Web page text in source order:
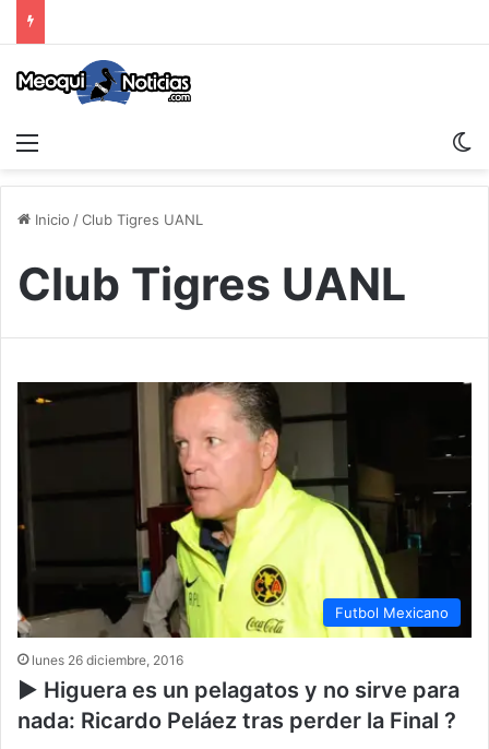
Inicio /Club Tigres UANL
Club Tigres UANL
Futbol Mexicano
lunes 26 diciembre, 2016
▶ Higuera es un pelagatos y no sirve para
nada: Ricardo Peláez tras perder la Final ?